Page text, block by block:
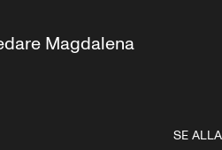
Magdalena
SE ALLA